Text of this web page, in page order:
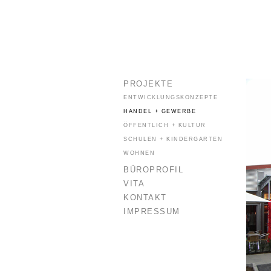
PROJEKTE
ENTWICKLUNGSKONZEPTE
HANDEL + GEWERBE
ÖFFENTLICH + KULTUR
SCHULEN + KINDERGARTEN
WOHNEN
BÜROPROFIL
VITA
KONTAKT
IMPRESSUM